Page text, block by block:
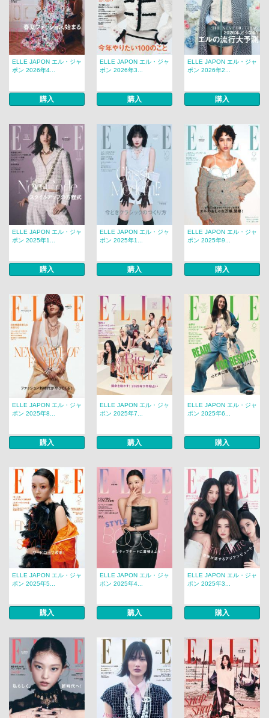
ELLE JAPON エル・ジャ
ポン 2026年4...
購入
ELLE JAPON エル・ジャ
ポン 2026年3...
購入
ELLE JAPON エル・ジャ
ポン 2026年2...
購入
ELLE JAPON エル・ジャ
ポン 2025年1...
購入
ELLE JAPON エル・ジャ
ポン 2025年1...
購入
ELLE JAPON エル・ジャ
ポン 2025年9...
購入
ELLE JAPON エル・ジャ
ポン 2025年8...
購入
ELLE JAPON エル・ジャ
ポン 2025年7...
購入
ELLE JAPON エル・ジャ
ポン 2025年6...
購入
ELLE JAPON エル・ジャ
ポン 2025年5...
購入
ELLE JAPON エル・ジャ
ポン 2025年4...
購入
ELLE JAPON エル・ジャ
ポン 2025年3...
購入